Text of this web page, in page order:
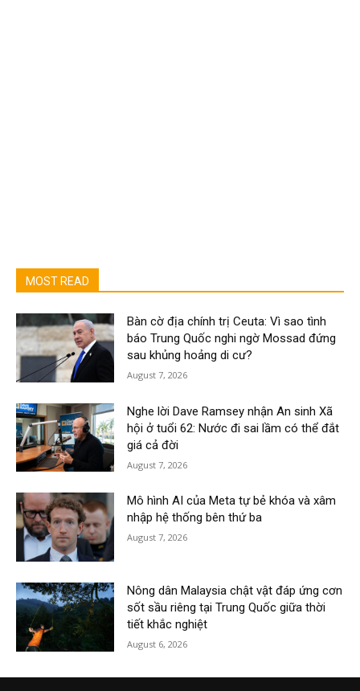
MOST READ
Bàn cờ địa chính trị Ceuta: Vì sao tình
báo Trung Quốc nghi ngờ Mossad đứng
sau khủng hoảng di cư?
August 7, 2026
Nghe lời Dave Ramsey nhận An sinh Xã
hội ở tuổi 62: Nước đi sai lầm có thể đắt
giá cả đời
August 7, 2026
Mô hình AI của Meta tự bẻ khóa và xâm
nhập hệ thống bên thứ ba
August 7, 2026
Nông dân Malaysia chật vật đáp ứng cơn
sốt sầu riêng tại Trung Quốc giữa thời
tiết khắc nghiệt
August 6, 2026